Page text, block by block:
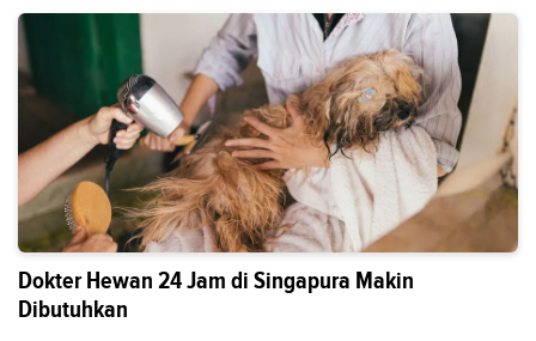
Dokter Hewan 24 Jam di Singapura Makin
Dibutuhkan